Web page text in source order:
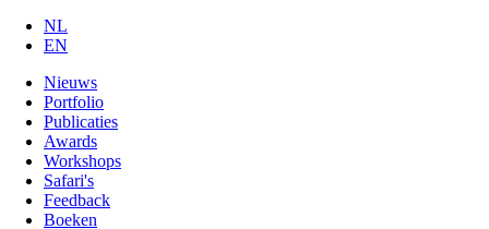
NL
EN
Nieuws
Portfolio
Publicaties
Awards
Workshops
Safari's
Feedback
Boeken